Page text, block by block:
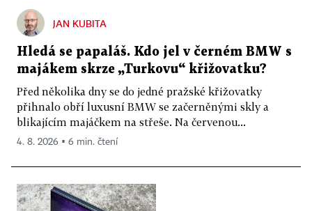
JAN KUBITA
Hledá se papaláš. Kdo jel v černém BMW s
majákem skrze „Turkovu“ křižovatku?
Před několika dny se do jedné pražské křižovatky
přihnalo obří luxusní BMW se začerněnými skly a
blikajícím majáčkem na střeše. Na červenou...
4. 8. 2026 ▪ 6 min. čtení